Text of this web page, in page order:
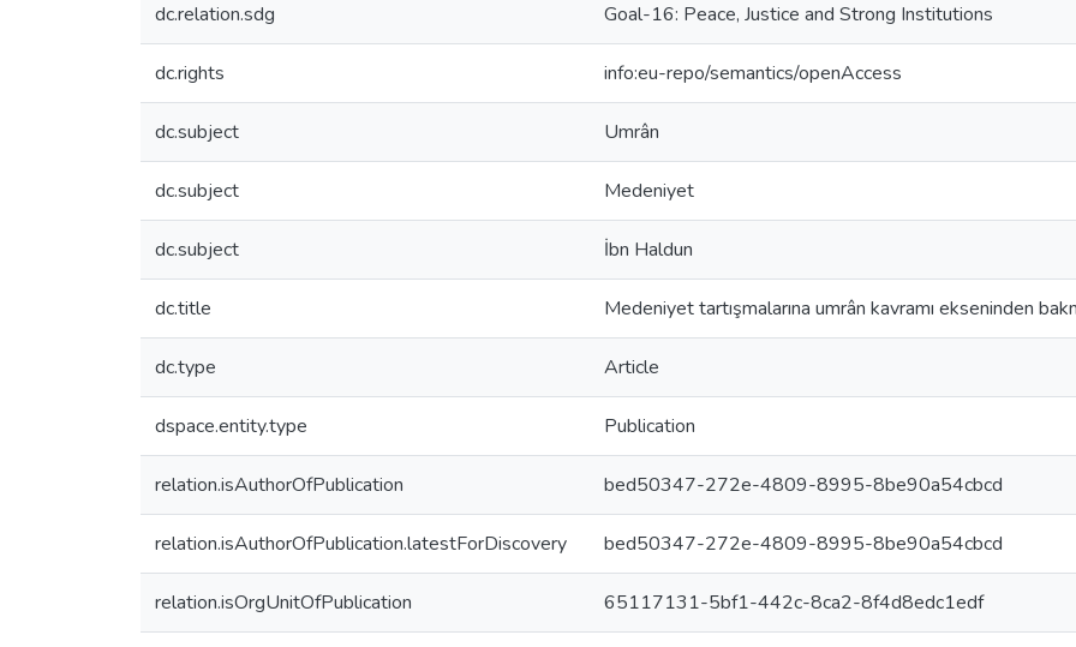
dc.relation.sdg Goal-16: Peace, Justice and Strong Institutions
dc.rights info:eu-repo/semantics/openAccess
dc.subject Umrân
dc.subject Medeniyet
dc.subject İbn Haldun
dc.title Medeniyet tartışmalarına umrân kavramı ekseninden
dc.type Article
dspace.entity.type Publication
relation.isAuthorOfPublication bed50347-272e-4809-8995-8be90a54cbcd
relation.isAuthorOfPublication.latestForDiscovery bed50347-272e-4809-8995-8be90a54cbcd
relation.isOrgUnitOfPublication 65117131-5bf1-442c-8ca2-8f4d8edc1edf